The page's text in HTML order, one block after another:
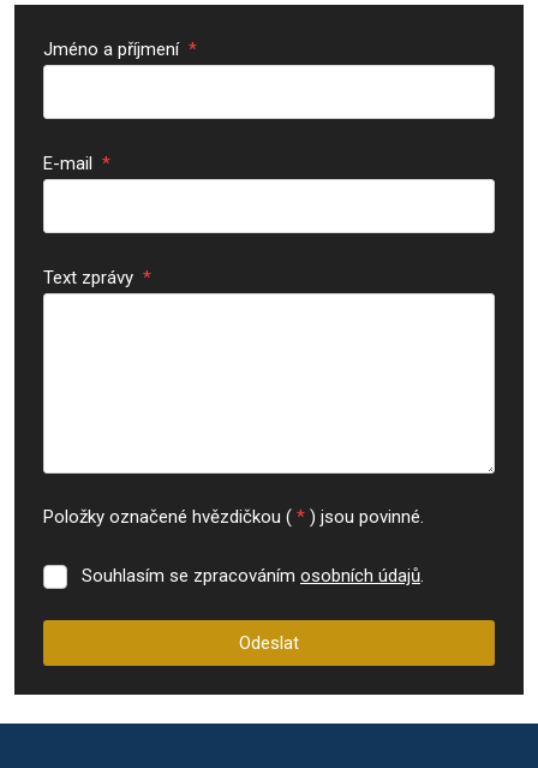
Jméno a příjmení *
E-mail *
Text zprávy *
Položky označené hvězdičkou ( * ) jsou povinné.
Souhlasím
zpracováním
Souhlasím se zpracováním osobních údajů.
Odeslat
se